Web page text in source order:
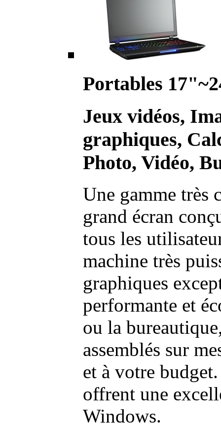
Portables
Jeux vidéos,
graphiques,
Photo, Vidéo,
Une gamme très
grand écran
tous les
machine très
graphiques
performante et
ou la
assemblés sur
et à votre
offrent une
Windows.